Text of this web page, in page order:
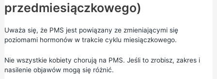
przedmiesiączkowego)
Uważa się, że PMS jest powiązany ze zmieniającymi się
poziomami hormonów w trakcie cyklu miesiączkowego.
Nie wszystkie kobiety chorują na PMS. Jeśli to zrobisz, zakres i
nasilenie objawów mogą się różnić.